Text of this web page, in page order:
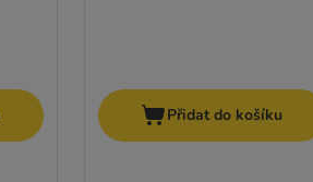
Přidat do košíku